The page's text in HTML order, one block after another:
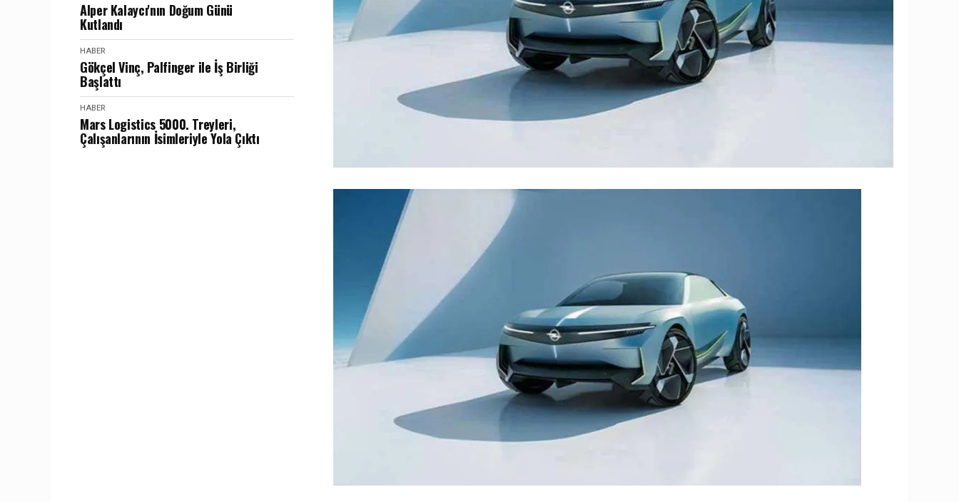
Alper Kalaycı'nın Doğum Günü
Kutlandı
HABER
Gökçel Vinç, Palfinger ile İş Birliği
Başlattı
HABER
Mars Logistics 5000. Treyleri,
Çalışanlarının İsimleriyle Yola Çıktı